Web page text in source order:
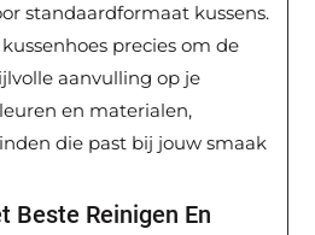
standaardformaat kussens.
precies om de
aanvulling op je
en materialen,
die past bij jouw smaak
Beste Reinigen En